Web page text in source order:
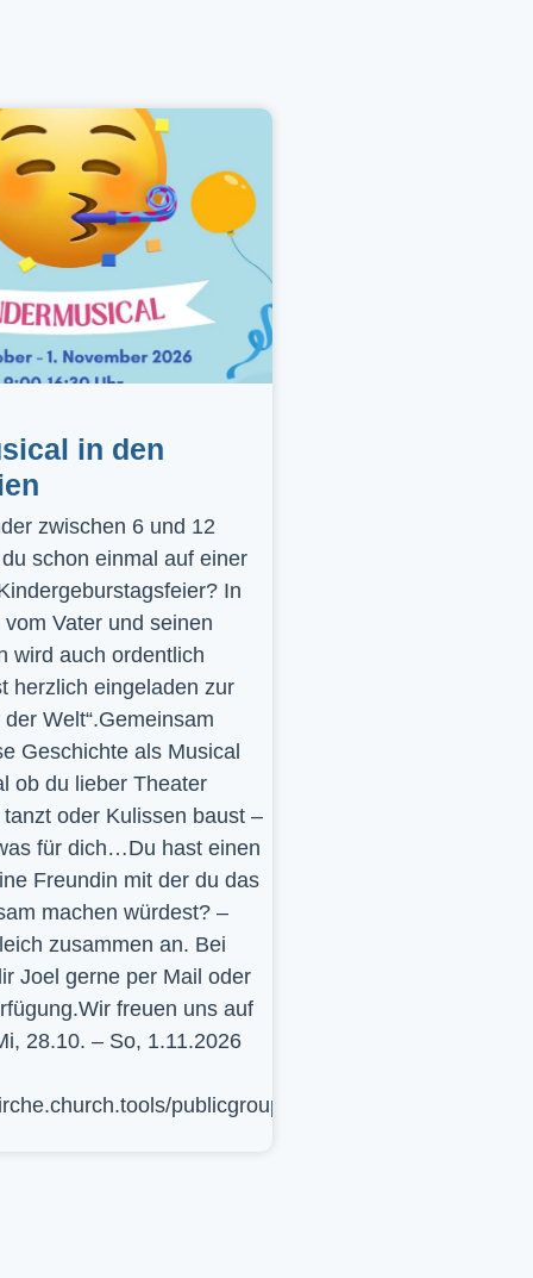
in den
zwischen 6 und 12
schon einmal auf einer
In
Vater und seinen
wird auch ordentlich
herzlich eingeladen zur
Welt“.Gemeinsam
Geschichte als Musical
ob du lieber Theater
oder Kulissen baust –
für dich…Du hast einen
Freundin mit der du das
machen würdest? –
zusammen an. Bei
Joel gerne per Mail oder
freuen uns auf
28.10. – So, 1.11.2026
publicgroup/617